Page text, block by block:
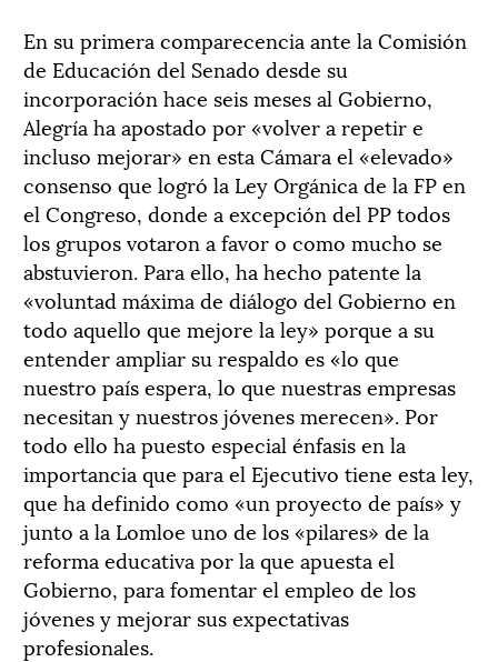
En su primera comparecencia ante la Comisión
de Educación del Senado desde su
incorporación hace seis meses al Gobierno,
Alegría ha apostado por «volver a repetir e
incluso mejorar» en esta Cámara el «elevado»
consenso que logró la Ley Orgánica de la FP en
el Congreso, donde a excepción del PP todos
los grupos votaron a favor o como mucho se
abstuvieron. Para ello, ha hecho patente la
«voluntad máxima de diálogo del Gobierno en
todo aquello que mejore la ley» porque a su
entender ampliar su respaldo es «lo que
nuestro país espera, lo que nuestras empresas
necesitan y nuestros jóvenes merecen». Por
todo ello ha puesto especial énfasis en la
importancia que para el Ejecutivo tiene esta ley,
que ha definido como «un proyecto de país» y
junto a la Lomloe uno de los «pilares» de la
reforma educativa por la que apuesta el
Gobierno, para fomentar el empleo de los
jóvenes y mejorar sus expectativas
profesionales.